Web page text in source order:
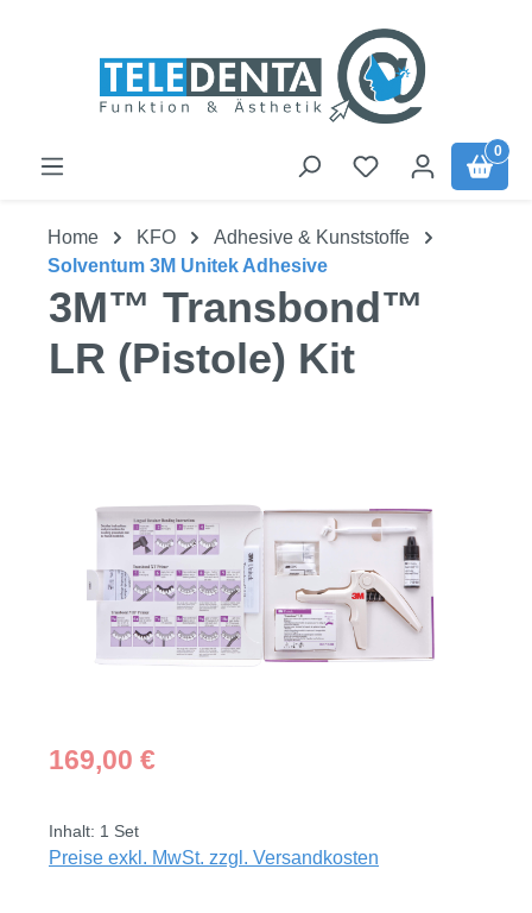
0
Home KFO
Adhesive & Kunststoffe
Solventum 3M Unitek Adhesive
3M™ Transbond™
LR (Pistole) Kit
Regulärer Preis:
169,00 €
Inhalt: 1 Set
Preise exkl. MwSt. zzgl. Versandkosten